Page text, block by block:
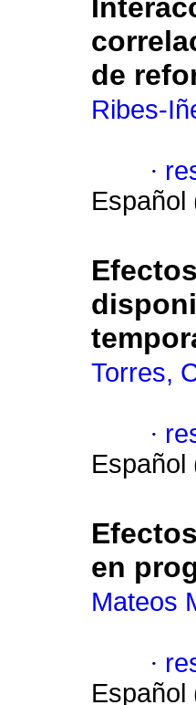
de
Ribes-
·
Español
Torres,
·
Español
en
Mateos
·
Español